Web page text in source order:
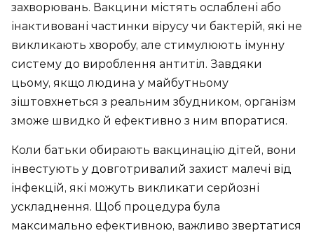
захворювань. Вакцини містять ослаблені або
інактивовані частинки вірусу чи бактерій, які не
викликають хворобу, але стимулюють імунну
систему до вироблення антитіл. Завдяки
цьому, якщо людина у майбутньому
зіштовхнеться з реальним збудником, організм
зможе швидко й ефективно з ним впоратися.
Коли батьки обирають вакцинацію дітей, вони
інвестують у довготривалий захист малечі від
інфекцій, які можуть викликати серйозні
ускладнення. Щоб процедура була
максимально ефективною, важливо звертатися